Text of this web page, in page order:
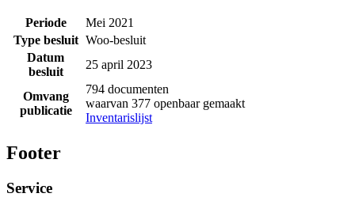
Periode
Mei 2021
Type besluit Woo-besluit
Datum
besluit
25 april 2023
Omvang
publicatie
794 documenten
waarvan 377 openbaar gemaakt
Inventarislijst
Footer
Service